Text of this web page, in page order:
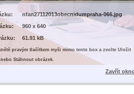
nfan27112013obecnidumpraha-066.jpg
960 x 640
61.91 kB
pravým tlačítkem myši mimo tento box a zvolte Uložit
Stáhnout obrázek.
Zavřít